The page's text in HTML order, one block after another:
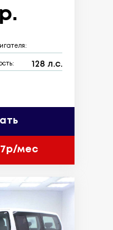
128 л.с.
мес